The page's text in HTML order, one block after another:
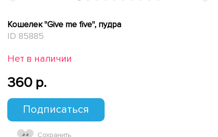
Кошелек "Give me five", пудра
ID 85885
Нет в наличии
360 p.
Подписаться
Сохранить